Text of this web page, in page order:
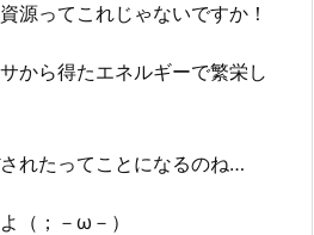
源ってこれじゃないですか！
から得たエネルギーで繁栄し
れたってことになるのね…
（；－ω－）